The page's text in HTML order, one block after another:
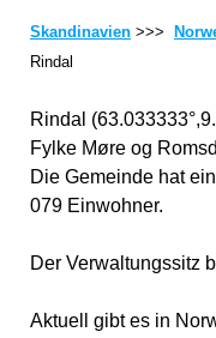
Skandinavien >>>
Rindal
Rindal
Fylke Møre og
Die Gemeinde hat
079 Einwohner.
Der Verwaltungssitz
Aktuell gibt es in